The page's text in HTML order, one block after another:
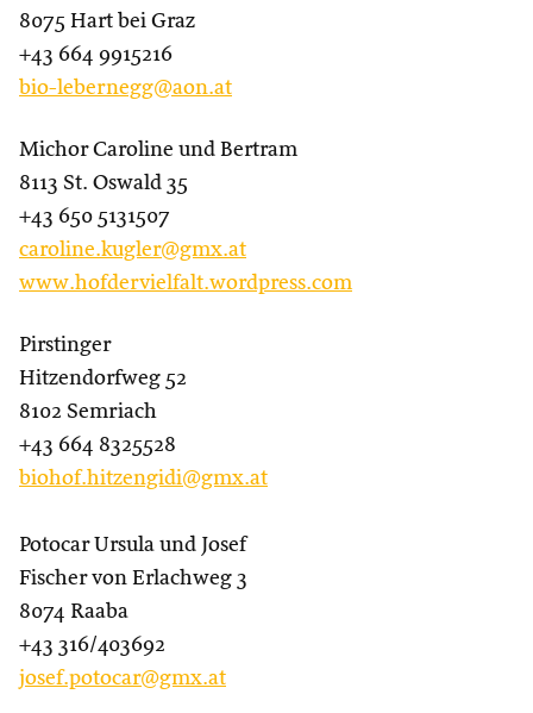
8075 Hart bei Graz
+43 664 9915216
bio-lebernegg@aon.at
Michor Caroline und Bertram
8113 St. Oswald 35
+43 650 5131507
caroline.kugler@gmx.at
www.hofdervielfalt.wordpress.com
Pirstinger
Hitzendorfweg 52
8102 Semriach
+43 664 8325528
biohof.hitzengidi@gmx.at
Potocar Ursula und Josef
Fischer von Erlachweg 3
8074 Raaba
+43 316/403692
josef.potocar@gmx.at